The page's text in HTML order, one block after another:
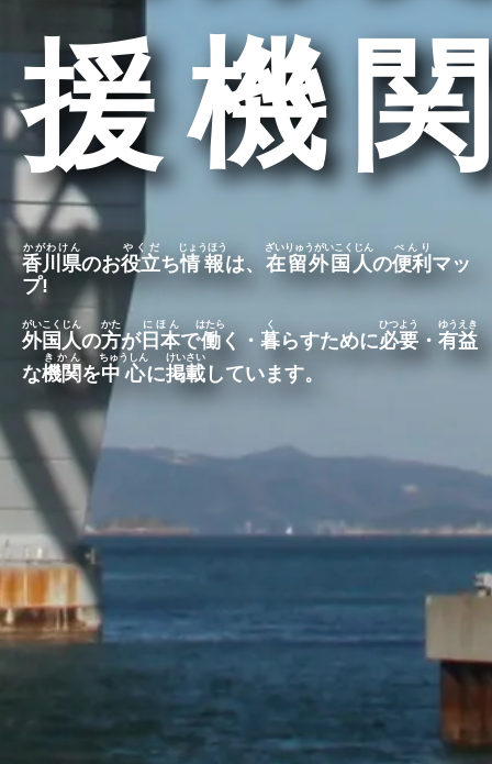
援機関
香川県
かがわけん
のお役立
やくだ
ち情報
じょうほう
は、 在留外国人
ざいりゅうがいこくじん
の便利
べんり
マッ
プ!
外国人
がいこくじん
の方
かた
が日本
にほん
で働
はたら
く・ 暮
く
らすために必要
ひつよう
・ 有益
ゆうえき
な機関
きかん
を中心
ちゅうしん
に掲載
けいさい
しています。